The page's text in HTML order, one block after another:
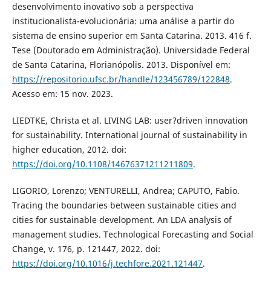
desenvolvimento inovativo sob a perspectiva
institucionalista-evolucionária: uma análise a partir do
sistema de ensino superior em Santa Catarina. 2013. 416 f.
Tese (Doutorado em Administração). Universidade Federal
de Santa Catarina, Florianópolis. 2013. Disponível em:
https://repositorio.ufsc.br/handle/123456789/122848.
Acesso em: 15 nov. 2023.
LIEDTKE, Christa et al. LIVING LAB: user?driven innovation
for sustainability. International journal of sustainability in
higher education, 2012. doi:
https://doi.org/10.1108/14676371211211809.
LIGORIO, Lorenzo; VENTURELLI, Andrea; CAPUTO, Fabio.
Tracing the boundaries between sustainable cities and
cities for sustainable development. An LDA analysis of
management studies. Technological Forecasting and Social
Change, v. 176, p. 121447, 2022. doi:
https://doi.org/10.1016/j.techfore.2021.121447.